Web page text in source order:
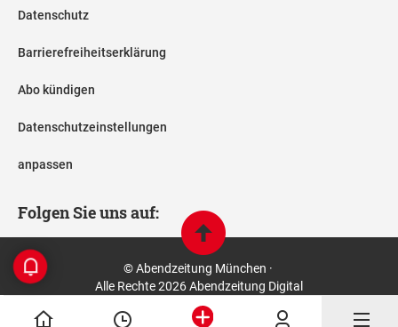
Datenschutz
Barrierefreiheitserklärung
Abo kündigen
Datenschutzeinstellungen
anpassen
Folgen Sie uns auf:
© Abendzeitung München ·
Alle Rechte 2026 Abendzeitung Digital